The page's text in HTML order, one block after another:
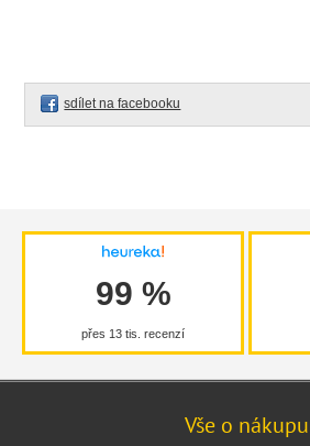
sdílet na facebooku
99 %
přes 13 tis. recenzí
Vše o nákupu